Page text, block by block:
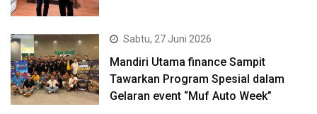
Sabtu, 27 Juni 2026
Mandiri Utama finance Sampit
Tawarkan Program Spesial dalam
Gelaran event “Muf Auto Week”